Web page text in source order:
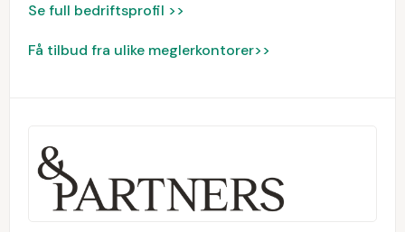
Se full bedriftsprofil >>
Få tilbud fra ulike meglerkontorer>>